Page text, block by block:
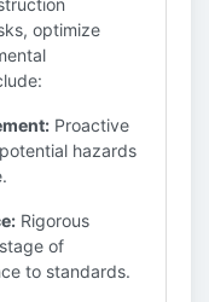
optimize
Proactive
hazards
Rigorous
of
to standards.